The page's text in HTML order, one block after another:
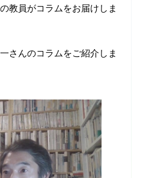
の教員がコラムをお届けしま
さんのコラムをご紹介しま